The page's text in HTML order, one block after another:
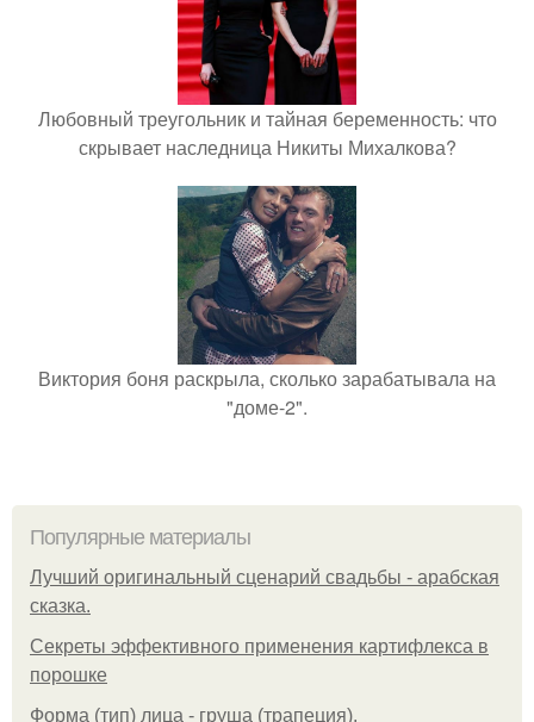
Любовный треугольник и тайная беременность: что
скрывает наследница Никиты Михалкова?
Виктория боня раскрыла, сколько зарабатывала на
"доме-2".
Популярные материалы
Лучший оригинальный сценарий свадьбы - арабская
сказка.
Секреты эффективного применения картифлекса в
порошке
Форма (тип) лица - груша (трапеция).